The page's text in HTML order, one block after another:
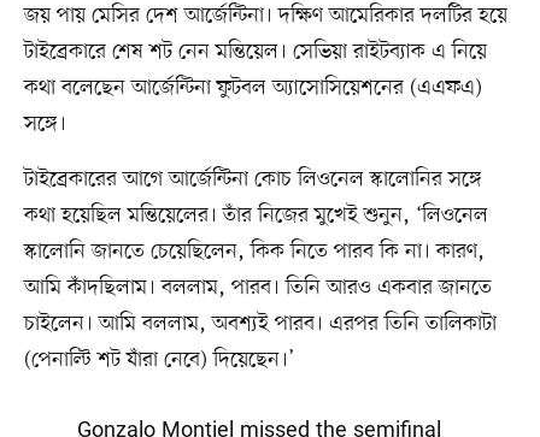
জয় পায় মেসির দেশ আর্জেন্টিনা। দক্ষিণ আমেরিকার দলটির হয়ে
টাইব্রেকারে শেষ শট নেন মন্তিয়েল। সেভিয়া রাইটব্যাক এ নিয়ে
কথা বলেছেন আর্জেন্টিনা ফুটবল অ্যাসোসিয়েশনের (এএফএ)
সঙ্গে।
টাইব্রেকারের আগে আর্জেন্টিনা কোচ লিওনেল স্কালোনির সঙ্গে
কথা হয়েছিল মন্তিয়েলের। তাঁর নিজের মুখেই শুনুন, ‘লিওনেল
স্কালোনি জানতে চেয়েছিলেন, কিক নিতে পারব কি না। কারণ,
আমি কাঁদছিলাম। বললাম, পারব। তিনি আরও একবার জানতে
চাইলেন। আমি বললাম, অবশ্যই পারব। এরপর তিনি তালিকাটা
(পেনাল্টি শট যাঁরা নেবে) দিয়েছেন।’
Gonzalo Montiel missed the semifinal